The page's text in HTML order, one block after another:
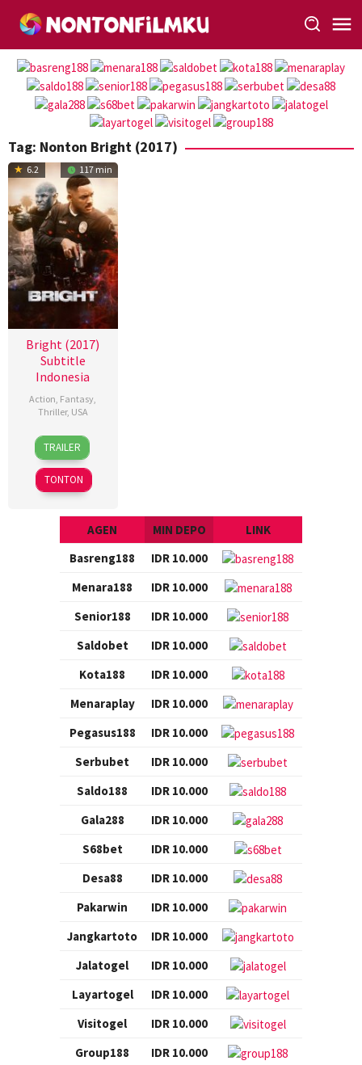
Tag: Nonton Bright (2017)
6.2 117 min
Bright (2017)
Subtitle
Indonesia
Action, Fantasy,
Thriller, USA
22
Dec
2017
Dan
Bradley
TRAILER
TONTON
AGEN MIN DEPO
LINK
Basreng188
IDR 10.000
Menara188
IDR 10.000
Senior188
IDR 10.000
Saldobet
IDR 10.000
Kota188
IDR 10.000
Menaraplay
IDR 10.000
Pegasus188
IDR 10.000
Serbubet
IDR 10.000
Saldo188
IDR 10.000
Gala288
IDR 10.000
S68bet
IDR 10.000
Desa88
IDR 10.000
Pakarwin
IDR 10.000
Jangkartoto
IDR 10.000
Jalatogel
IDR 10.000
Layartogel
IDR 10.000
Visitogel
IDR 10.000
Group188
IDR 10.000